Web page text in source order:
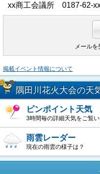
xx商工会議所 0187-62-
メール
掲載イベント情報について
隅田川花火大会の天
ピンポイント天気
3時間毎の詳細天気をご覧い
雨雲レーダー
現在の雨雲の様子は？